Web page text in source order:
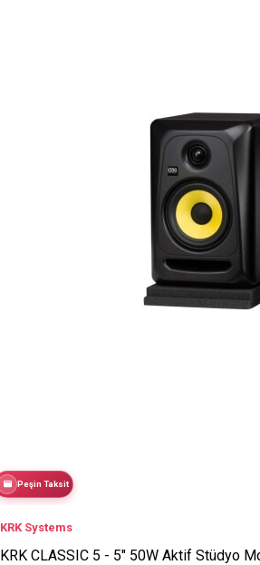
Peşin Taksit
KRK Systems
KRK CLASSIC 5 - 5" 50W Aktif Stüdyo